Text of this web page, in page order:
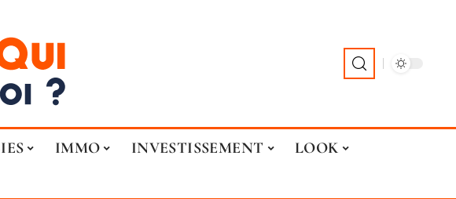
IMMO INVESTISSEMENT
LOOK